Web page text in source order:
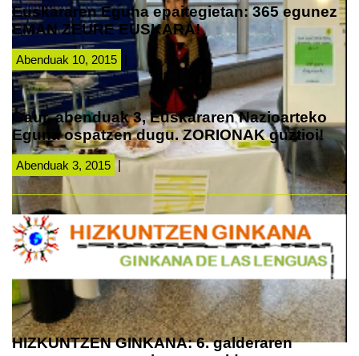
Euskararen Eguna epaitegietan: 365 egunez
EMAN ZEURE EUSKARA!
Abenduak 10, 2015
Gaur, abenduak 3, Euskararen Nazioarteko
Eguna ospatzen dugu. ZORIONAK guztioi!
Abenduak 3, 2015 |
HIZKUNTZEN GINKANA: 6. galderaren